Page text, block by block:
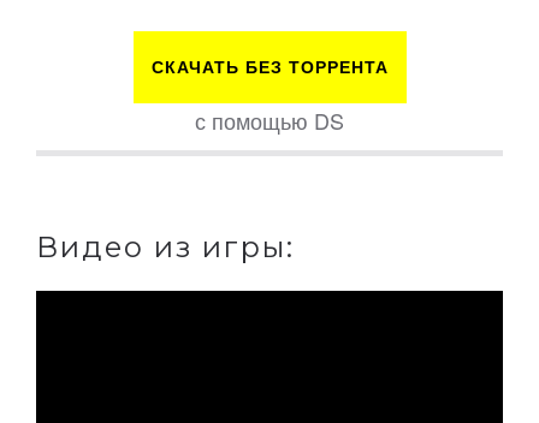
СКАЧАТЬ БЕЗ ТОРРЕНТА
с помощью DS
Видео из игры: